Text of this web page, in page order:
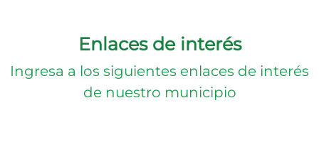
Enlaces de interés
Ingresa a los siguientes enlaces de interés
de nuestro municipio